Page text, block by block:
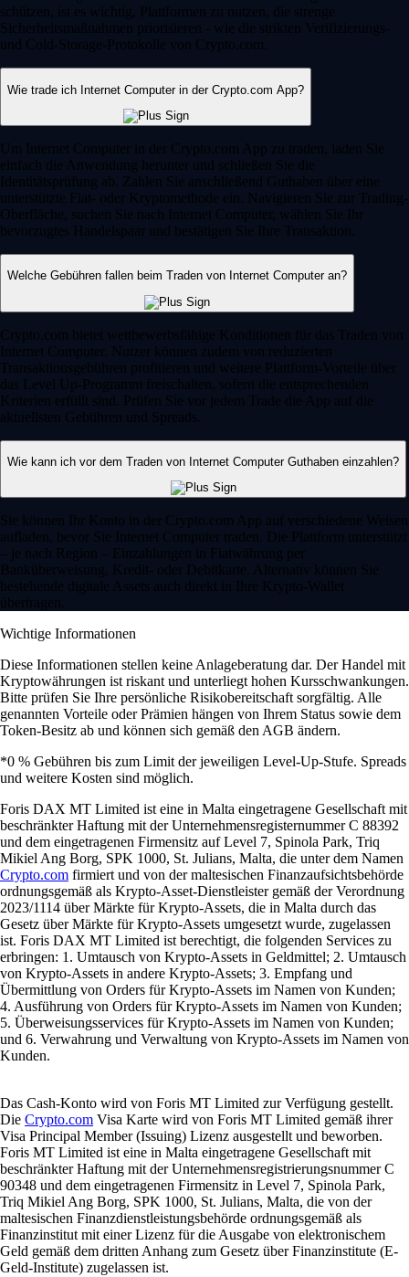
schützen, ist es wichtig, Plattformen zu nutzen, die strenge
Sicherheitsmaßnahmen priorisieren - wie die strikten Verifizierungs-
und Cold-Storage-Protokolle von Crypto.com.
Wie trade ich Internet Computer in der Crypto.com App?
Um Internet Computer in der Crypto.com App zu traden, laden Sie
einfach die Anwendung herunter und schließen Sie die
Identitätsprüfung ab. Zahlen Sie anschließend Guthaben über eine
unterstützte Fiat- oder Kryptomethode ein. Navigieren Sie zur Trading-
Oberfläche, suchen Sie nach Internet Computer, wählen Sie Ihr
bevorzugtes Handelspaar und bestätigen Sie Ihre Transaktion.
Welche Gebühren fallen beim Traden von Internet Computer an?
Crypto.com bietet wettbewerbsfähige Konditionen für das Traden von
Internet Computer. Nutzer können zudem von reduzierten
Transaktionsgebühren profitieren und weitere Plattform-Vorteile über
das Level Up-Programm freischalten, sofern die entsprechenden
Kriterien erfüllt sind. Prüfen Sie vor jedem Trade die App auf die
aktuellsten Gebühren und Spreads.
Wie kann ich vor dem Traden von Internet Computer Guthaben einzahlen?
Sie können Ihr Konto in der Crypto.com App auf verschiedene Weisen
aufladen, bevor Sie Internet Computer traden. Die Plattform unterstützt
– je nach Region – Einzahlungen in Fiatwährung per
Banküberweisung, Kredit- oder Debitkarte. Alternativ können Sie
bestehende digitale Assets auch direkt in Ihre Krypto-Wallet
übertragen.
Wichtige Informationen
Diese Informationen stellen keine Anlageberatung dar. Der Handel mit
Kryptowährungen ist riskant und unterliegt hohen Kursschwankungen.
Bitte prüfen Sie Ihre persönliche Risikobereitschaft sorgfältig. Alle
genannten Vorteile oder Prämien hängen von Ihrem Status sowie dem
Token-Besitz ab und können sich gemäß den AGB ändern.
*0 % Gebühren bis zum Limit der jeweiligen Level-Up-Stufe. Spreads
und weitere Kosten sind möglich.
Foris DAX MT Limited ist eine in Malta eingetragene Gesellschaft mit
beschränkter Haftung mit der Unternehmensregisternummer C 88392
und dem eingetragenen Firmensitz auf Level 7, Spinola Park, Triq
Mikiel Ang Borg, SPK 1000, St. Julians, Malta, die unter dem Namen
Crypto.com firmiert und von der maltesischen Finanzaufsichtsbehörde
ordnungsgemäß als Krypto-Asset-Dienstleister gemäß der Verordnung
2023/1114 über Märkte für Krypto-Assets, die in Malta durch das
Gesetz über Märkte für Krypto-Assets umgesetzt wurde, zugelassen
ist. Foris DAX MT Limited ist berechtigt, die folgenden Services zu
erbringen: 1. Umtausch von Krypto-Assets in Geldmittel; 2. Umtausch
von Krypto-Assets in andere Krypto-Assets; 3. Empfang und
Übermittlung von Orders für Krypto-Assets im Namen von Kunden;
4. Ausführung von Orders für Krypto-Assets im Namen von Kunden;
5. Überweisungsservices für Krypto-Assets im Namen von Kunden;
und 6. Verwahrung und Verwaltung von Krypto-Assets im Namen von
Kunden.
Das Cash-Konto wird von Foris MT Limited zur Verfügung gestellt.
Die Crypto.com Visa Karte wird von Foris MT Limited gemäß ihrer
Visa Principal Member (Issuing) Lizenz ausgestellt und beworben.
Foris MT Limited ist eine in Malta eingetragene Gesellschaft mit
beschränkter Haftung mit der Unternehmensregistrierungsnummer C
90348 und dem eingetragenen Firmensitz in Level 7, Spinola Park,
Triq Mikiel Ang Borg, SPK 1000, St. Julians, Malta, die von der
maltesischen Finanzdienstleistungsbehörde ordnungsgemäß als
Finanzinstitut mit einer Lizenz für die Ausgabe von elektronischem
Geld gemäß dem dritten Anhang zum Gesetz über Finanzinstitute (E-
Geld-Institute) zugelassen ist.